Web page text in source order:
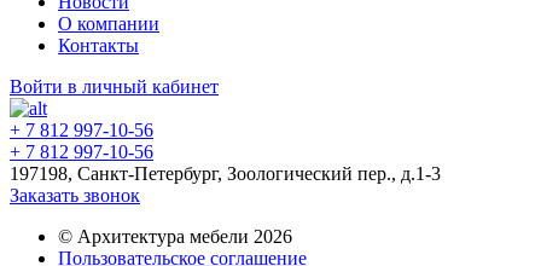
О компании
Контакты
Войти в личный кабинет
+ 7 812 997-10-56
+ 7 812 997-10-56
197198, Санкт-Петербург, Зоологический пер., д.1-3
Заказать звонок
© Архитектура мебели 2026
Пользовательское соглашение